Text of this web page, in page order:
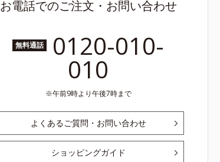
お電話でのご注文・お問い合わせ
無料通話 0120-010-
010
午前9時より午後7時まで
よくあるご質問・お問い合わせ
ショッピングガイド